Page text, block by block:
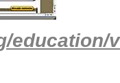
education/